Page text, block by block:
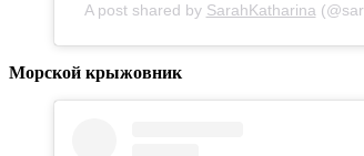
A post shared by SarahKatharina
Морской крыжовник